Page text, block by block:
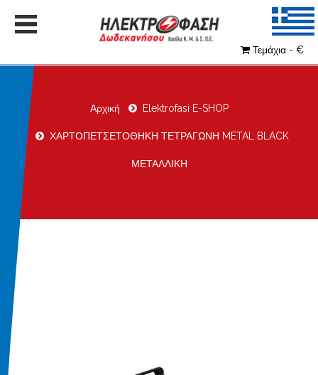
Τεμάχια - €
Αρχική Elektrofasi E-SHOP
ΧΑΡΤΟΠΕΤΣΕΤΟΘΗΚΗ ΤΕΤΡΑΓΩΝΗ METAL BLACK
ΜΕΤΑΛΛΙΚΗ